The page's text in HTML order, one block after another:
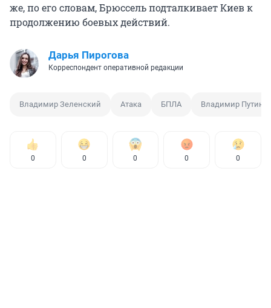
же, по его словам, Брюссель подталкивает Киев к
продолжению боевых действий.
Дарья Пирогова
Корреспондент оперативной редакции
Владимир Зеленский Атака БПЛА Владимир Путин
0 0 0 0 0